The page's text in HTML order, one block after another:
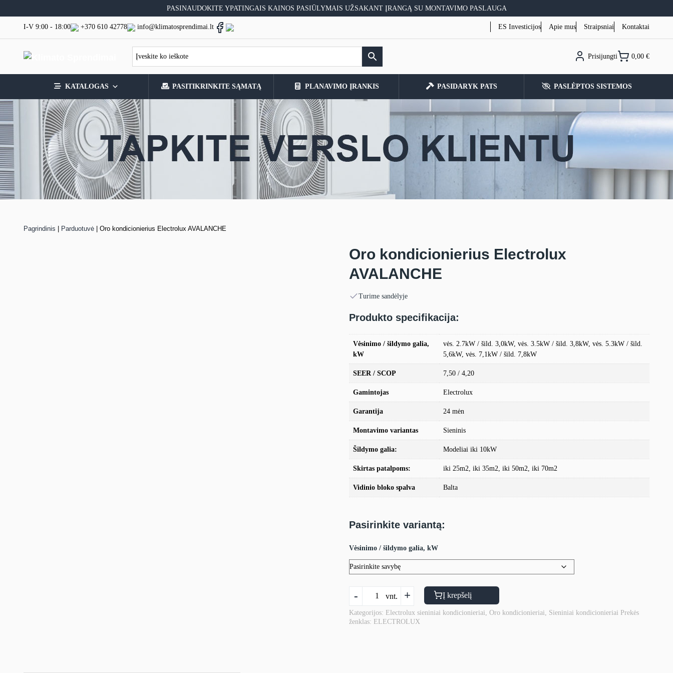
to
PASINAUDOKITE YPATINGAIS KAINOS PASIŪLYMAIS UŽSAKANT ĮRANGĄ SU MONTAVIMO PASLAUGA
I-V 9:00 - 18:00 +370 610 42778 info@klimatosprendimai.lt ES Investicijos Apie mus Straipsniai Kontaktai
Prisijungti 0,00 €
KATALOGAS PASITIKRINKITE SĄMATĄ PLANAVIMO ĮRANKIS PASIDARYK PATS PASLĖPTOS SISTEMOS
Pagrindinis Parduotuvė Oro kondicionierius Electrolux AVALANCHE
Oro kondicionierius Electrolux
AVALANCHE
Turime sandėlyje
Produkto specifikacija:
Vėsinimo / šildymo galia,
kW
vės. 2.7kW / šild. 3,0kW, vės. 3.5kW / šild. 3,8kW, vės. 5.3kW / šild.
5,6kW, vės. 7,1kW / šild. 7,8kW
SEER / SCOP 7,50 / 4,20
Gamintojas Electrolux
Garantija 24 mėn
Montavimo variantas Sieninis
Šildymo galia: Modeliai iki 10kW
Skirtas patalpoms: iki 25m2, iki 35m2, iki 50m2, iki 70m2
Vidinio bloko spalva Balta
Pasirinkite variantą:
Vėsinimo / šildymo galia, kW
-
Oro
kondicionierius
vnt. + Į krepšelį
Kategorijos: Electrolux sieniniai kondicionieriai Oro kondicionieriai Sieniniai kondicionieriai Prekės
ženklas: ELECTROLUX